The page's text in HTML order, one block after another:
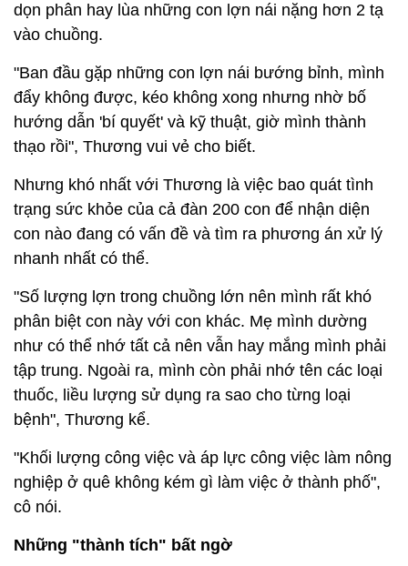
dọn phân hay lùa những con lợn nái nặng hơn 2 tạ
vào chuồng.
"Ban đầu gặp những con lợn nái bướng bỉnh, mình
đẩy không được, kéo không xong nhưng nhờ bố
hướng dẫn 'bí quyết' và kỹ thuật, giờ mình thành
thạo rồi", Thương vui vẻ cho biết.
Nhưng khó nhất với Thương là việc bao quát tình
trạng sức khỏe của cả đàn 200 con để nhận diện
con nào đang có vấn đề và tìm ra phương án xử lý
nhanh nhất có thể.
"Số lượng lợn trong chuồng lớn nên mình rất khó
phân biệt con này với con khác. Mẹ mình dường
như có thể nhớ tất cả nên vẫn hay mắng mình phải
tập trung. Ngoài ra, mình còn phải nhớ tên các loại
thuốc, liều lượng sử dụng ra sao cho từng loại
bệnh", Thương kể.
"Khối lượng công việc và áp lực công việc làm nông
nghiệp ở quê không kém gì làm việc ở thành phố",
cô nói.
Những "thành tích" bất ngờ